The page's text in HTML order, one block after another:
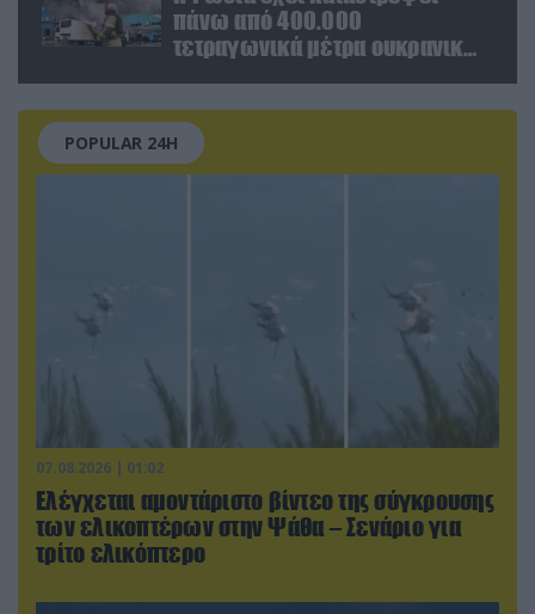
πάνω από 400.000
τετραγωνικά μέτρα ουκρανικών
POPULAR 24H
07.08.2026 | 01:02
Ελέγχεται αμοντάριστο βίντεο της σύγκρουσης
των ελικοπτέρων στην Ψάθα – Σενάριο για
τρίτο ελικόπτερο